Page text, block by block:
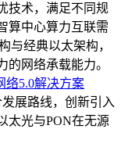
技术，满足不同规
算中心算力互联需
与经典以太架构，
的网络承载能力。
络5.0解决方案
展路线，创新引入
太光与PON在无源